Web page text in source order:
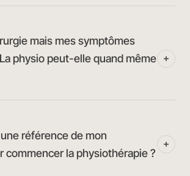
mais mes symptômes
physio peut-elle quand même
référence de mon
commencer la physiothérapie ?